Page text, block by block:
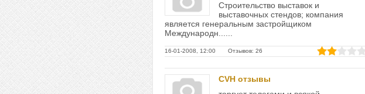
Строительство выставок и
выставочных стендов; компания
является генеральным застройщиком
Международн......
16-01-2008, 12:00 Отзывов: 26
CVH отзывы